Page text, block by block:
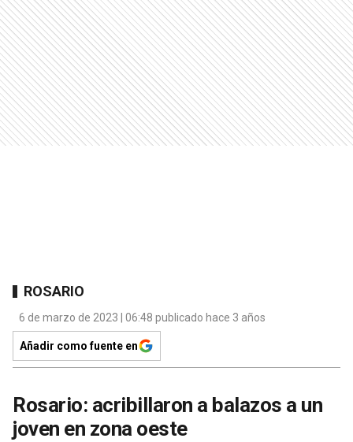
ROSARIO
6 de marzo de 2023 | 06:48 publicado hace 3 años
Añadir como fuente en
Rosario: acribillaron a balazos a un
joven en zona oeste